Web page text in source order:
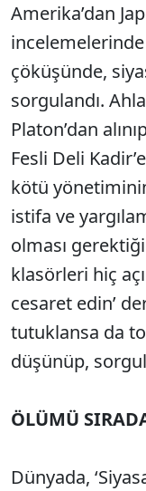
Amerika’dan
çöküşünde,
sorgulandı.
Platon’dan
Fesli Deli
kötü
istifa ve
olması
klasörleri hiç
cesaret edin’
tutuklansa da
düşünüp,
ÖLÜMÜ
Dünyada,